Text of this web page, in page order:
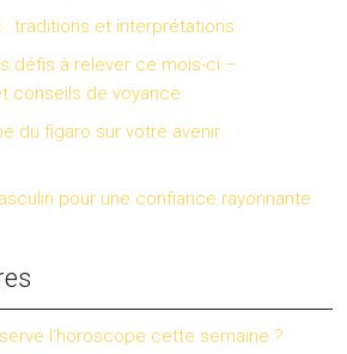
: traditions et interprétations
défis à relever ce mois-ci –
conseils de voyance
du figaro sur votre avenir
pour une confiance rayonnante
l’horoscope cette semaine ?